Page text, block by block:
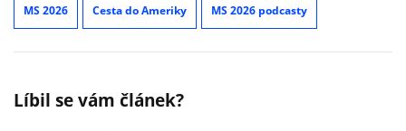
MS 2026 Cesta do Ameriky MS 2026 podcasty
Líbil se vám článek?